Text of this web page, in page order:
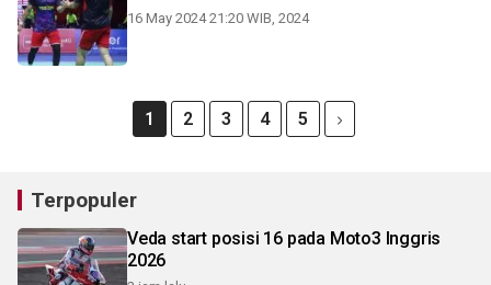
16 May 2024 21:20 WIB, 2024
1 2 3 4 5
Terpopuler
Veda start posisi 16 pada Moto3 Inggris
2026